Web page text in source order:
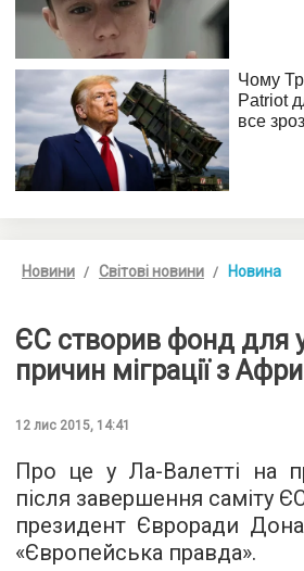
Новини Світові новини Новина
ЄС створив фонд для
причин міграції з
12 лис 2015, 14:41
Про це у Ла-Валетті на
після завершення саміту
президент Євроради
«Європейська правда».